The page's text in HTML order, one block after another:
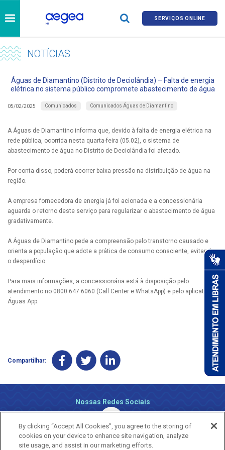
SERVIÇOS ONLINE
NOTÍCIAS
Águas de Diamantino (Distrito de Deciolândia) – Falta de energia
elétrica no sistema público compromete abastecimento de água
05/02/2025 Comunicados Comunicados Águas de Diamantino
A Águas de Diamantino informa que, devido à falta de energia elétrica na
rede pública, ocorrida nesta quarta-feira (05.02), o sistema de
abastecimento de água no Distrito de Deciolândia foi afetado.
Por conta disso, poderá ocorrer baixa pressão na distribuição de água na
região.
A empresa fornecedora de energia já foi acionada e a concessionária
aguarda o retorno deste serviço para regularizar o abastecimento de água
gradativamente.
A Águas de Diamantino pede a compreensão pelo transtorno causado e
orienta a população que adote a prática de consumo consciente, evitando
o desperdício.
Para mais informações, a concessionária está à disposição pelo
atendimento no 0800 647 6060 (Call Center e WhatsApp) e pelo aplicativo
Águas App.
Compartilhar:
Nossas Redes Sociais
By clicking “Accept All Cookies”, you agree to the storing of
cookies on your device to enhance site navigation, analyze
site usage, and assist in our marketing efforts.